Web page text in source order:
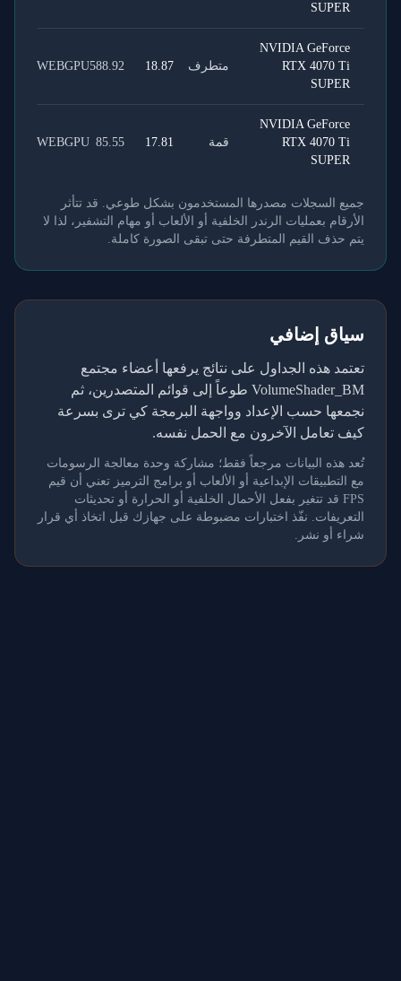
SUPER
NVIDIA GeForce
RTX 4070 Ti
SUPER
متطرف 18.87
588.92
WEBGPU
NVIDIA GeForce
RTX 4070 Ti
SUPER
قمة 17.81
85.55
WEBGPU
جميع السجلات مصدرها المستخدمون بشكل طوعي. قد تتأثر
الأرقام بعمليات الرندر الخلفية أو الألعاب أو مهام التشفير، لذا لا
يتم حذف القيم المتطرفة حتى تبقى الصورة كاملة.
سياق إضافي
تعتمد هذه الجداول على نتائج يرفعها أعضاء مجتمع
VolumeShader_BM طوعاً إلى قوائم المتصدرين، ثم
نجمعها حسب الإعداد وواجهة البرمجة كي ترى بسرعة
كيف تعامل الآخرون مع الحمل نفسه.
تُعد هذه البيانات مرجعاً فقط؛ مشاركة وحدة معالجة الرسومات
مع التطبيقات الإبداعية أو الألعاب أو برامج الترميز تعني أن قيم
FPS قد تتغير بفعل الأحمال الخلفية أو الحرارة أو تحديثات
التعريفات. نفّذ اختبارات مضبوطة على جهازك قبل اتخاذ أي قرار
شراء أو نشر.